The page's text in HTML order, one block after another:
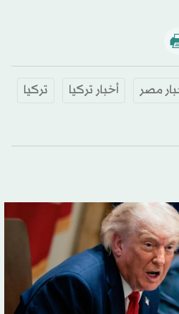
مصر أخبار تركيا
تركيا